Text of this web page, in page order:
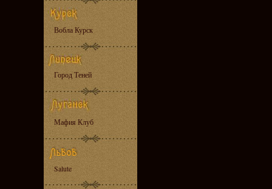
Вобла Курск
Город Теней
Мафия Клуб
Salute